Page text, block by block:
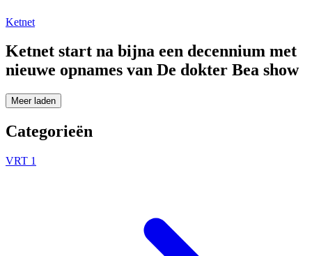
Ketnet
Ketnet start na bijna een decennium met
nieuwe opnames van De dokter Bea show
Meer laden
Categorieën
VRT 1